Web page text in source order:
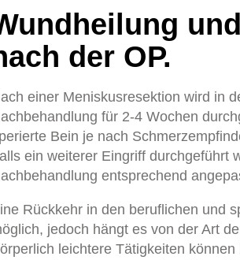
der OP.
einer Meniskusresektion wird in
für 2-4 Wochen
Bein je nach
ein weiterer Eingriff durchgeführt
entsprechend
Rückkehr in den beruflichen und
jedoch hängt es von der Art
leichtere Tätigkeiten